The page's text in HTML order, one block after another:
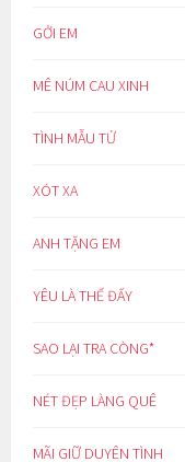
GỞI EM
MÊ NÚM CAU XINH
TÌNH MẪU TỬ
XÓT XA
ANH TẶNG EM
YÊU LÀ THẾ ĐẤY
SAO LẠI TRA CÒNG*
NÉT ĐẸP LÀNG QUÊ
MÃI GIỮ DUYÊN TÌNH